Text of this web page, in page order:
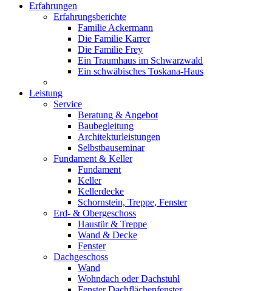
Erfahrungen
Erfahrungsberichte
Familie Ackermann
Die Familie Karrer
Die Familie Frey
Ein Traumhaus im Schwarzwald
Ein schwäbisches Toskana-Haus
Leistung
Service
Beratung & Angebot
Baubegleitung
Architekturleistungen
Selbstbauseminar
Fundament & Keller
Fundament
Keller
Kellerdecke
Schornstein, Treppe, Fenster
Erd- & Obergeschoss
Haustür & Treppe
Wand & Decke
Fenster
Dachgeschoss
Wand
Wohndach oder Dachstuhl